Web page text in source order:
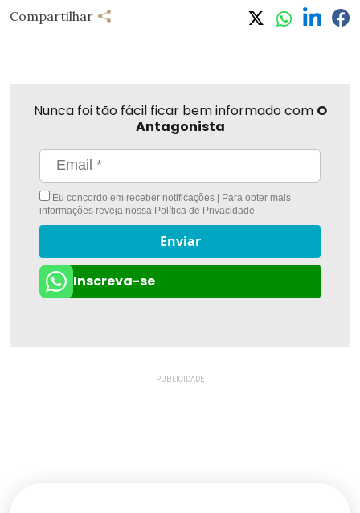
Compartilhar
Nunca foi tão fácil ficar bem informado com O
Antagonista
Eu concordo em receber notificações | Para obter mais
informações reveja nossa Política de Privacidade.
Enviar
Inscreva-se